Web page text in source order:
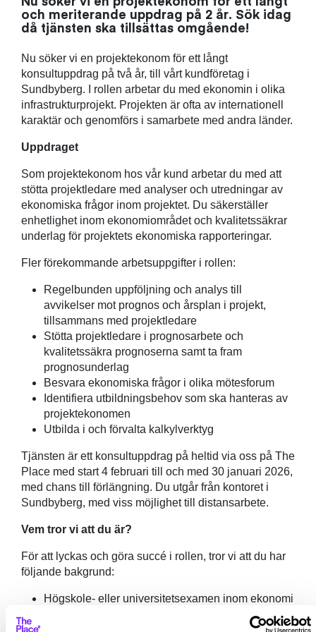
och meriterande uppdrag på 2 år. Sök idag
då tjänsten ska tillsättas omgående!
Nu söker vi en projektekonom för ett långt
konsultuppdrag på två år, till vårt kundföretag i
Sundbyberg. I rollen arbetar du med ekonomin i olika
infrastrukturprojekt. Projekten är ofta av internationell
karaktär och genomförs i samarbete med andra länder.
Uppdraget
Som projektekonom hos vår kund arbetar du med att
stötta projektledare med analyser och utredningar av
ekonomiska frågor inom projektet. Du säkerställer
enhetlighet inom ekonomiområdet och kvalitetssäkrar
underlag för projektets ekonomiska rapporteringar.
Fler förekommande arbetsuppgifter i rollen:
Regelbunden uppföljning och analys till
avvikelser mot prognos och årsplan i projekt,
tillsammans med projektledare
Stötta projektledare i prognosarbete och
kvalitetssäkra prognoserna samt ta fram
prognosunderlag
Besvara ekonomiska frågor i olika mötesforum
Identifiera utbildningsbehov som ska hanteras av
projektekonomen
Utbilda i och förvalta kalkylverktyg
Tjänsten är ett konsultuppdrag på heltid via oss på The
Place med start 4 februari till och med 30 januari 2026,
med chans till förlängning. Du utgår från kontoret i
Sundbyberg, med viss möjlighet till distansarbete.
Vem tror vi att du är?
För att lyckas och göra succé i rollen, tror vi att du har
följande bakgrund:
Högskole- eller universitetsexamen inom ekonomi
Minst 5 års arbetslivserfarenhet inom ekonomi
Minst 3 års erfarenhet som projektekonom inom